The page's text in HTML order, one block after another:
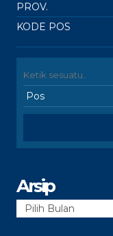
PROV.
KODE POS
Arsip
Arsip